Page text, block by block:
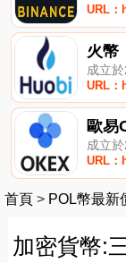
URL
火幣
成立
URL
歐易
成立
URL
首頁 > POL幣最新
加密貨幣: